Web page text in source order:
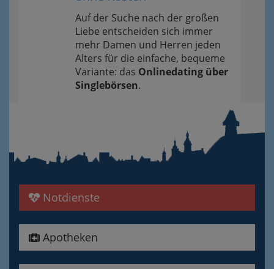
Auf der Suche nach der großen
Liebe entscheiden sich immer
mehr Damen und Herren jeden
Alters für die einfache, bequeme
Variante: das Onlinedating über
Singlebörsen.
Notdienste
Apotheken